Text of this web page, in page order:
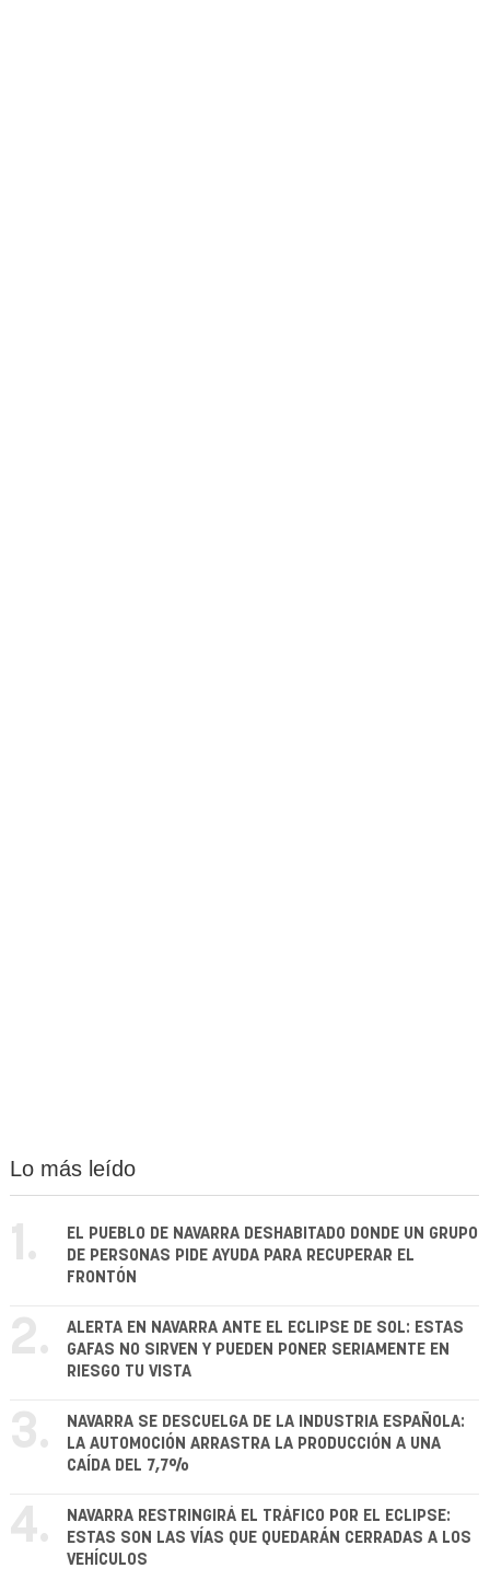
Lo más leído
1.
EL PUEBLO DE NAVARRA DESHABITADO DONDE UN GRUPO
DE PERSONAS PIDE AYUDA PARA RECUPERAR EL
FRONTÓN
2.
ALERTA EN NAVARRA ANTE EL ECLIPSE DE SOL: ESTAS
GAFAS NO SIRVEN Y PUEDEN PONER SERIAMENTE EN
RIESGO TU VISTA
3.
NAVARRA SE DESCUELGA DE LA INDUSTRIA ESPAÑOLA:
LA AUTOMOCIÓN ARRASTRA LA PRODUCCIÓN A UNA
CAÍDA DEL 7,7%
4.
NAVARRA RESTRINGIRÁ EL TRÁFICO POR EL ECLIPSE:
ESTAS SON LAS VÍAS QUE QUEDARÁN CERRADAS A LOS
VEHÍCULOS